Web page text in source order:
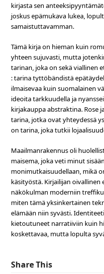
kirjasta sen
joskus epämukava lukea,
samaistuttavamman.
Tämä kirja on hieman kuin
yhteen sujuvasti, mutta
tarinan, joka on sekä viallinen
: tarina tyttöbändistä
ilmaisevaa kuin suomalainen
ideoita tarkkuudella ja
kirjakauppa abstraktina. Rose
tarina, jotka ovat yhteydessä
on tarina, joka tutkii
Maailmanrakennus oli
maisema, joka veti minut
monimutkaisuudellaan, mikä
käsityöstä. Kirjailijan oivallinen
näkökulman moderniin
miten tämä yksinkertainen
elämään niin syvästi.
kietoutuneet narratiiviin kuin
koskettavaa, mutta lopulta
Share This